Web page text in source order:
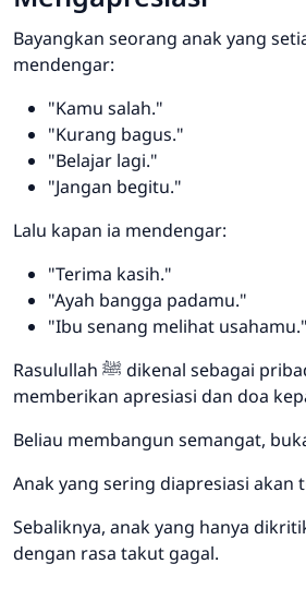
Bayangkan seorang anak yang
mendengar:
"Kamu salah."
"Kurang bagus."
"Belajar lagi."
"Jangan begitu."
Lalu kapan ia mendengar:
"Terima kasih."
"Ayah bangga padamu."
"Ibu senang melihat usahamu."
Rasulullah ﷺ dikenal sebagai pribadi yang gemar
memberikan apresiasi dan doa
Beliau membangun semangat,
Anak yang sering diapresiasi akan
Sebaliknya, anak yang hanya
dengan rasa takut gagal.